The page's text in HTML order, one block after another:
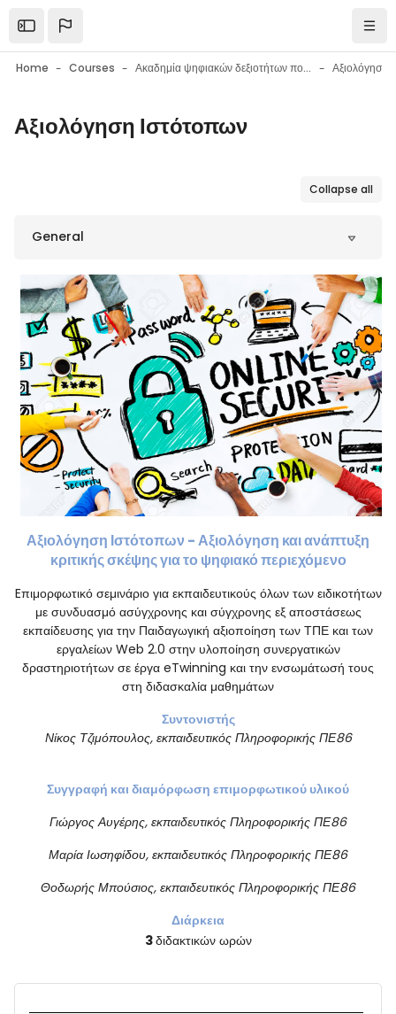
Open the sidebar
Home Courses Ακαδημία ψηφιακών δεξιοτήτων πολιτών Αξιολόγηση
Blocks
Αξιολόγηση Ιστότοπων
Collapse all
General
Αξιολόγηση Ιστότοπων - Αξιολόγηση και ανάπτυξη
κριτικής σκέψης για το ψηφιακό περιεχόμενο
Eπιμορφωτικό σεμινάριο για εκπαιδευτικούς όλων των ειδικοτήτων
με συνδυασμό ασύγχρονης και σύγχρονης εξ αποστάσεως
εκπαίδευσης για την Παιδαγωγική αξιοποίηση των ΤΠΕ και των
εργαλείων Web 2.0 στην υλοποίηση συνεργατικών
δραστηριοτήτων σε έργα eTwinning και την ενσωμάτωσή τους
στη διδασκαλία μαθημάτων
Συντονιστής
Νίκος Τζιμόπουλος, εκπαιδευτικός Πληροφορικής ΠΕ86
Συγγραφή και διαμόρφωση επιμορφωτικού υλικού
Γιώργος Αυγέρης, εκπαιδευτικός Πληροφορικής ΠΕ86
Μαρία Ιωσηφίδου, εκπαιδευτικός Πληροφορικής ΠΕ86
Θοδωρής Μπούσιος, εκπαιδευτικός Πληροφορικής ΠΕ86
Διάρκεια
3διδακτικών ωρών